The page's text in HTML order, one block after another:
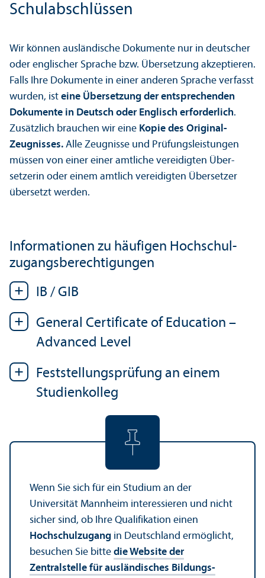
Schulabschlüssen
Wir können ausländische Dokumente nur in deutscher
oder englischer Sprache bzw. Über­setzung akzeptieren.
Falls Ihre Dokumente in einer anderen Sprache verfasst
wurden, ist eine Über­setzung der entsprechenden
Dokumente in Deutsch oder Englisch erforderlich.
Zusätzlich brauchen wir eine Kopie des Original-
Zeugnisses. Alle Zeugnisse und Prüfungs­leistungen
müssen von einer einer amtliche vereidigten Über­
setzerin oder einem amtlich vereidigten Über­setzer
übersetzt werden.
Informationen zu häufigen Hochschul­
zugangsberechtigungen
IB / GIB
General Certificate of Education –
Advanced Level
Feststellungs­prüfung an einem
Studien­kolleg
Wenn Sie sich für ein Studium an der
Universität Mannheim interessieren und nicht
sicher sind, ob Ihre Qualifikation einen
Hochschul­zugang in Deutschland ermöglicht,
besuchen Sie bitte die Website der
Zentralstelle für ausländisches Bildungs­